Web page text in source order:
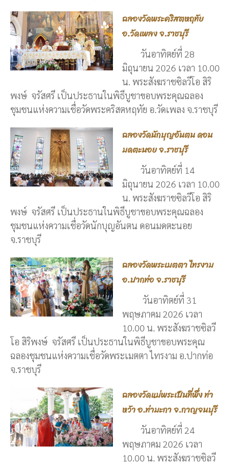
ฉลองวัดพระคริสตหฤทัย
อ.วัดเพลง จ.ราชบุรี
วันอาทิตย์ที่ 28
มิถุนายน 2026 เวลา 10.00
น. พระสังฆราชซิลวีโอ สิริ
พงษ์ จรัสศรี เป็นประธานในพิธีบูชาขอบพระคุณฉลอง
ชุมชนแห่งความเชื่อวัดพระคริสตหฤทัย อ.วัดเพลง จ.ราชบุรี
ฉลองวัดนักบุญอันตน ดอน
มดตะนอย จ.ราชบุรี
วันอาทิตย์ที่ 14
มิถุนายน 2026 เวลา 10.00
น. พระสังฆราชซิลวีโอ สิริ
พงษ์ จรัสศรี เป็นประธานในพิธีบูชาขอบพระคุณฉลอง
ชุมชนแห่งความเชื่อวัดนักบุญอันตน ดอนมดตะนอย
จ.ราชบุรี
ฉลองวัดพระเมตตา ไทรงาม
อ.ปากท่อ จ.ราชบุรี
วันอาทิตย์ที่ 31
พฤษภาคม 2026 เวลา
10.00 น. พระสังฆราชซิลวี
โอ สิริพงษ์ จรัสศรี เป็นประธานในพิธีบูชาขอบพระคุณ
ฉลองชุมชนแห่งความเชื่อวัดพระเมตตา ไทรงาม อ.ปากท่อ
จ.ราชบุรี
ฉลองวัดแม่พระเป็นที่พึ่ง ท่า
หว้า อ.ท่ามะกา จ.กาญจนบุรี
วันอาทิตย์ที่ 24
พฤษภาคม 2026 เวลา
10.00 น. พระสังฆราชซิลวี